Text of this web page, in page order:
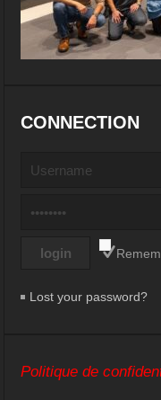
CONNECTION
Lost your password?
Politique de